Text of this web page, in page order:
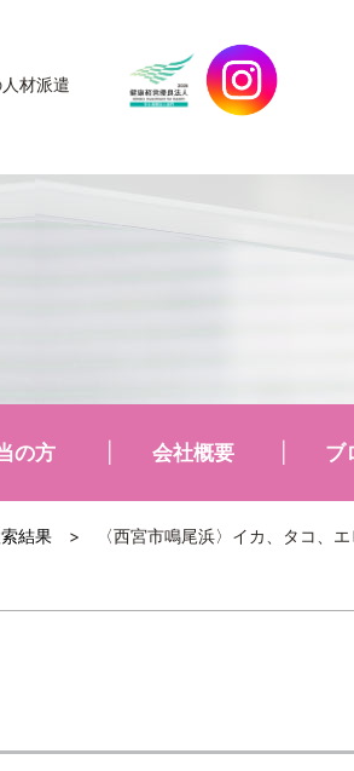
材派遣
の方 会社概要 ブ
結果 > 〈西宮市鳴尾浜〉イカ、タコ